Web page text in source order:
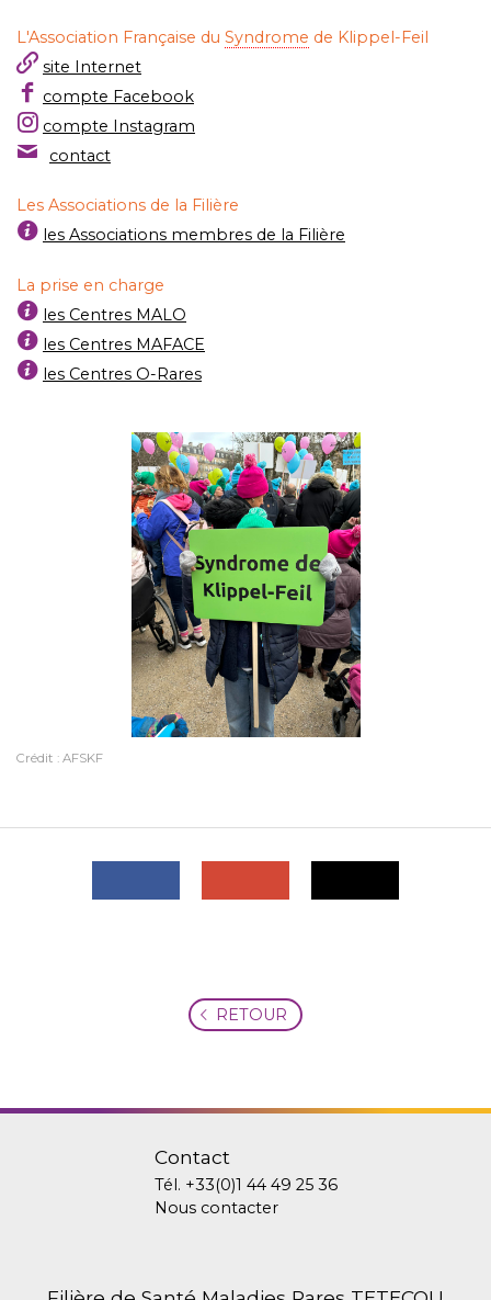
L'Association Française du Syndrome de Klippel-Feil
site Internet
compte Facebook
compte Instagram
contact
Les Associations de la Filière
les Associations membres de la Filière
La prise en charge
les Centres MALO
les Centres MAFACE
les Centres O-Rares
Crédit : AFSKF
RETOUR
Contact
Tél. +33(0)1 44 49 25 36
Nous contacter